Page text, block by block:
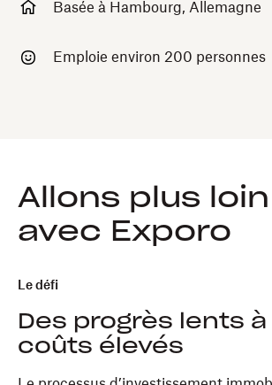
Basée à Hambourg, Allemagne
Emploie environ 200 personnes
Allons plus loin
avec Exporo
Le défi
Des progrès lents à
coûts élevés